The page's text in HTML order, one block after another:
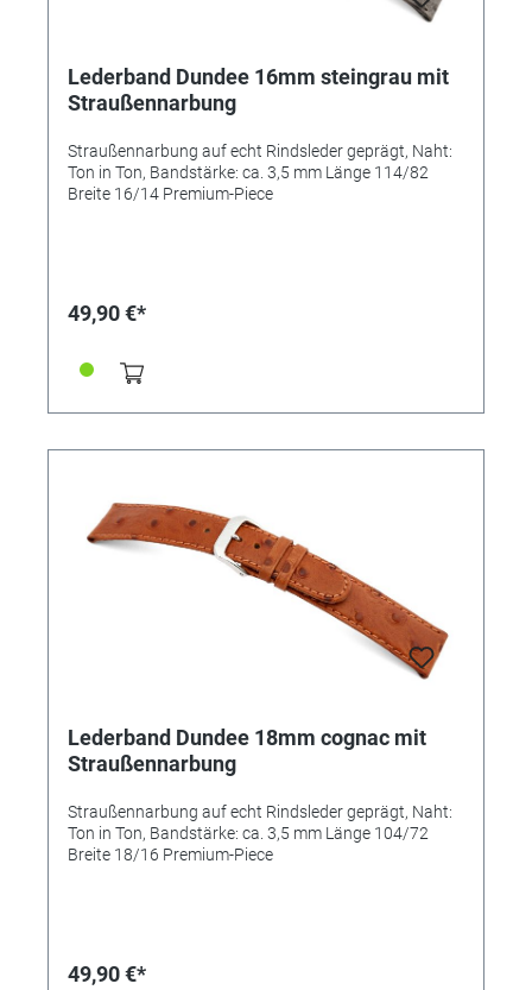
Lederband Dundee 16mm steingrau mit
Straußennarbung
Straußennarbung auf echt Rindsleder geprägt, Naht:
Ton in Ton, Bandstärke: ca. 3,5 mm Länge 114/82
Breite 16/14 Premium-Piece
49,90 €*
Lederband Dundee 18mm cognac mit
Straußennarbung
Straußennarbung auf echt Rindsleder geprägt, Naht:
Ton in Ton, Bandstärke: ca. 3,5 mm Länge 104/72
Breite 18/16 Premium-Piece
49,90 €*